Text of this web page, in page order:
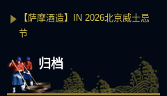
【萨摩酒造】IN 2026北京威士忌
节
归档